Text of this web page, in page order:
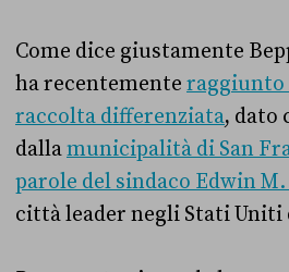
Come dice giustamente
ha recentemente raggiunto
raccolta differenziata, dato
dallamunicipalità di San
parole del sindaco Edwin M.
città leader negli Stati Uniti